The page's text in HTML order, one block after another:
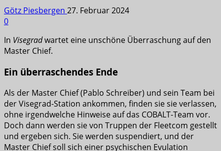
Götz Piesbergen 27. Februar 2024
0
In Visegradwartet eine unschöne Überraschung auf den
Master Chief.
Ein überraschendes Ende
Als der Master Chief (Pablo Schreiber) und sein Team bei
der Visegrad-Station ankommen, finden sie sie verlassen,
ohne irgendwelche Hinweise auf das COBALT-Team vor.
Doch dann werden sie von Truppen der Fleetcom gestellt
und ergeben sich. Sie werden suspendiert, und der
Master Chief soll sich einer psychischen Evulation